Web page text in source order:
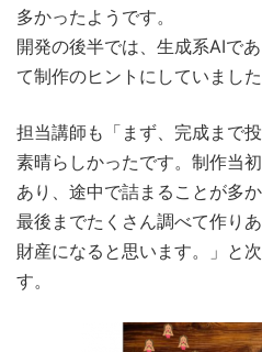
多かったようです。
開発の後半では、生成系AIで
て制作のヒントにしていました
担当講師も「まず、完成まで
素晴らしかったです。制作当
あり、途中で詰まることが多
最後までたくさん調べて作り
財産になると思います。」と
す。